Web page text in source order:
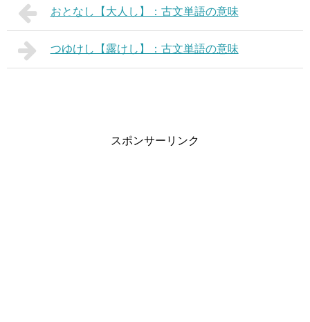
おとなし【大人し】：古文単語の意味
つゆけし【露けし】：古文単語の意味
スポンサーリンク